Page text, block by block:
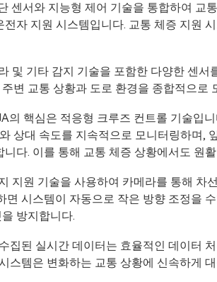
센서와 지능형 제어 기술을 통합하여 교
자 지원 시스템입니다. 교통 체증 지원
및 기타 감지 기술을 포함한 다양한 센서
변 교통 상황과 도로 환경을 종합적으로
의 핵심은 적응형 크루즈 컨트롤 기술입
상대 속도를 지속적으로 모니터링하며,
다. 이를 통해 교통 체증 상황에서도 원
지원 기술을 사용하여 카메라를 통해 차
면 시스템이 자동으로 작은 방향 조정을
방지합니다.
집된 실시간 데이터는 효율적인 데이터
스템은 변화하는 교통 상황에 신속하게